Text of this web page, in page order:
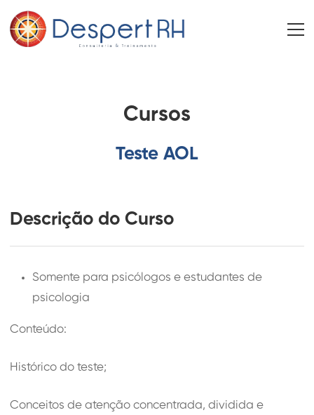
Cursos
Teste AOL
Descrição do Curso
Somente para psicólogos e estudantes de
psicologia
Conteúdo:
Histórico do teste;
Conceitos de atenção concentrada, dividida e